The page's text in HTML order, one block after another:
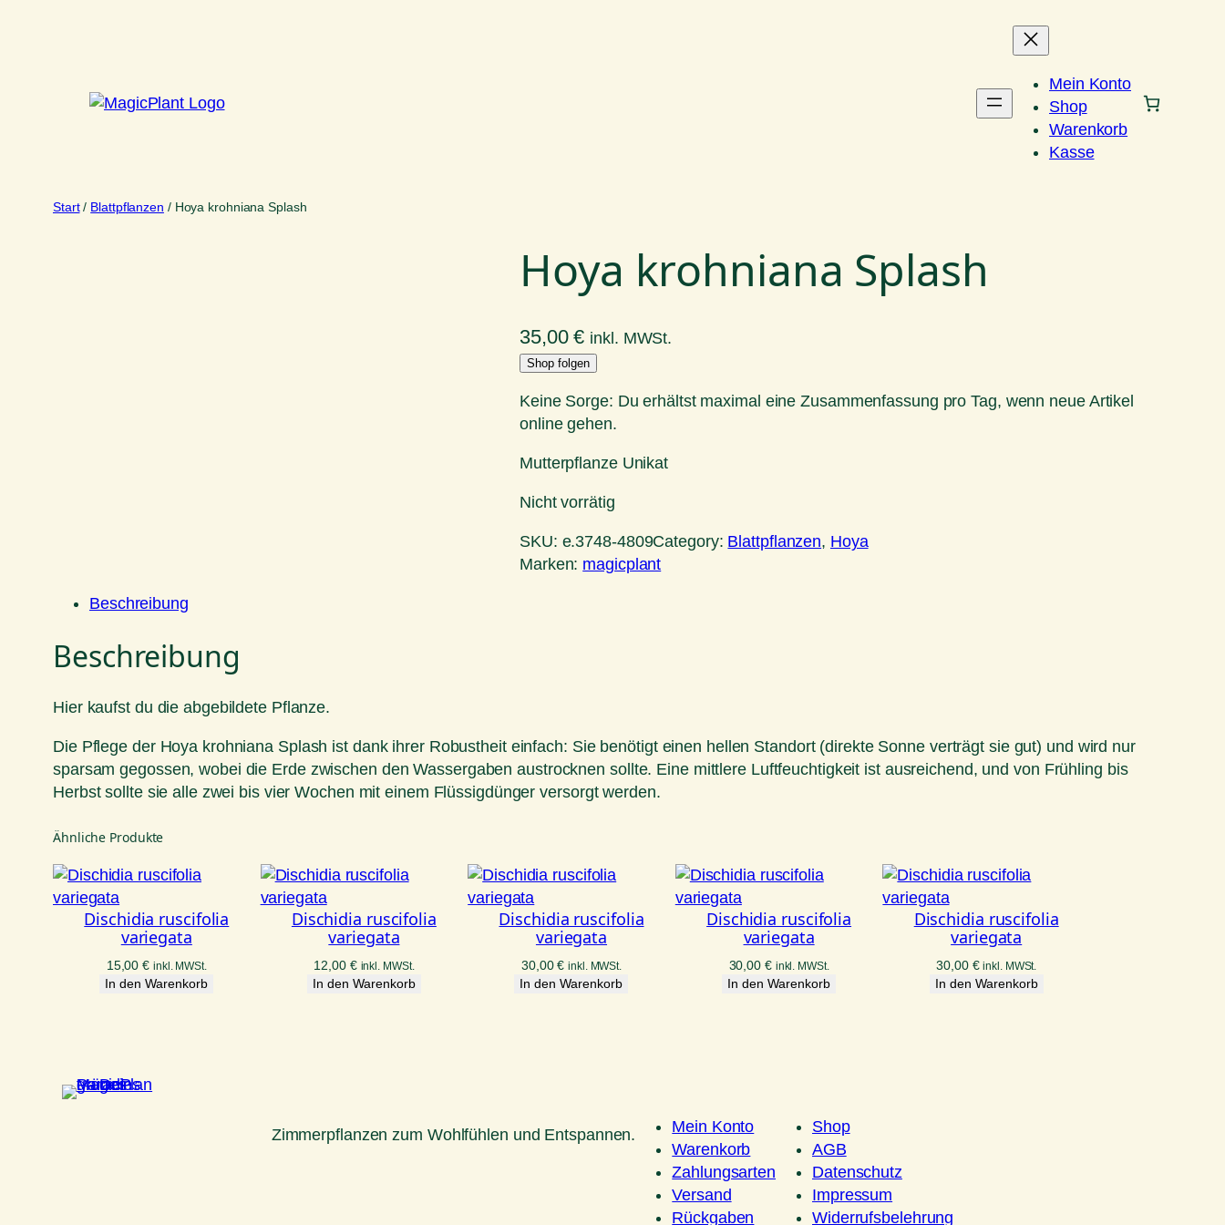
Mein Konto
Shop
Warenkorb
Kasse
Start/ Blattpflanzen / Hoya krohniana Splash
Hoya krohniana Splash
35,00€ inkl. MWSt.
Shop folgen
Keine Sorge: Du erhältst maximal eine Zusammenfassung pro Tag, wenn neue Artikel
online gehen.
Mutterpflanze Unikat
Nicht vorrätig
SKU: e.3748-4809Category: Blattpflanzen, Hoya
Marken: magicplant
Beschreibung
Beschreibung
Hier kaufst du die abgebildete Pflanze.
Die Pflege der Hoya krohniana Splash ist dank ihrer Robustheit einfach: Sie benötigt einen hellen Standort (direkte Sonne verträgt sie gut) und wird nur
sparsam gegossen, wobei die Erde zwischen den Wassergaben austrocknen sollte. Eine mittlere Luftfeuchtigkeit ist ausreichend, und von Frühling bis
Herbst sollte sie alle zwei bis vier Wochen mit einem Flüssigdünger versorgt werden.
Ähnliche Produkte
Dischidia ruscifolia
variegata
15,00€ inkl. MWSt.
In den Warenkorb
Dischidia ruscifolia
variegata
12,00 € inkl. MWSt.
In den Warenkorb
Dischidia ruscifolia
variegata
30,00€ inkl. MWSt.
In den Warenkorb
Dischidia ruscifolia
variegata
30,00 € inkl. MWSt.
In den Warenkorb
Dischidia ruscifolia
variegata
30,00 € inkl. MWSt.
In den Warenkorb
Zimmerpflanzen zum Wohlfühlen und Entspannen.
Mein Konto
Warenkorb
Zahlungsarten
Versand
Rückgaben
Shop
AGB
Datenschutz
Impressum
Widerrufsbelehrung